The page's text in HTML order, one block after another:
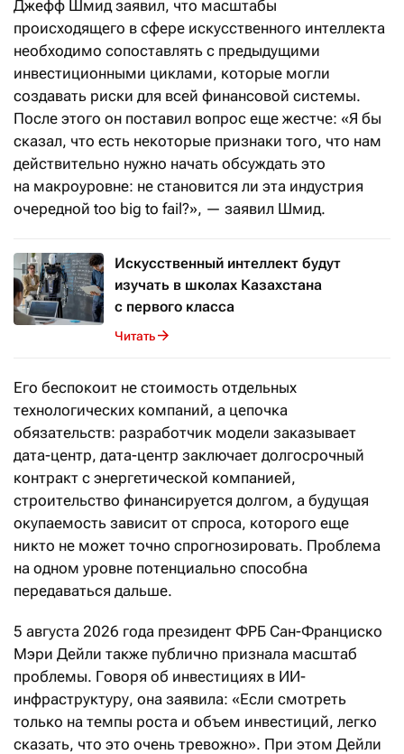
Джефф Шмид заявил, что масштабы
происходящего в сфере искусственного интеллекта
необходимо сопоставлять с предыдущими
инвестиционными циклами, которые могли
создавать риски для всей финансовой системы.
После этого он поставил вопрос еще жестче: «Я бы
сказал, что есть некоторые признаки того, что нам
действительно нужно начать обсуждать это
на макроуровне: не становится ли эта индустрия
очередной too big to fail?», — заявил Шмид.
Искусственный интеллект будут
изучать в школах Казахстана
с первого класса
Читать
Его беспокоит не стоимость отдельных
технологических компаний, а цепочка
обязательств: разработчик модели заказывает
дата-центр, дата-центр заключает долгосрочный
контракт с энергетической компанией,
строительство финансируется долгом, а будущая
окупаемость зависит от спроса, которого еще
никто не может точно спрогнозировать. Проблема
на одном уровне потенциально способна
передаваться дальше.
5 августа 2026 года президент ФРБ Сан-Франциско
Мэри Дейли также публично признала масштаб
проблемы. Говоря об инвестициях в ИИ-
инфраструктуру, она заявила: «Если смотреть
только на темпы роста и объем инвестиций, легко
сказать, что это очень тревожно». При этом Дейли